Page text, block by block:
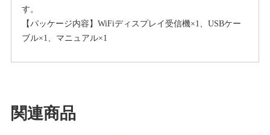
す。
【パッケージ内容】WiFiディスプレイ受信機×1、USBケー
ブル×1、マニュアル×1
関連商品